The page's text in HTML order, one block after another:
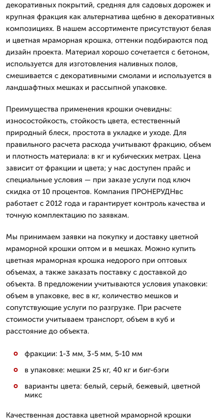
декоративных покрытий, средняя для садовых дорожек и
крупная фракция как альтернатива щебню в декоративных
композициях. В нашем ассортименте присутствуют белая
и цветная мраморная крошка, оттенки подбираются под
дизайн проекта. Материал хорошо сочетается с бетоном,
используется для изготовления наливных полов,
смешивается с декоративными смолами и используется в
ландшафтных мешках и рассыпной упаковке.
Преимущества применения крошки очевидны:
износостойкость, стойкость цвета, естественный
природный блеск, простота в укладке и уходе. Для
правильного расчета расхода учитывают фракцию, объем
и плотность материала: в кг и кубических метрах. Цена
зависит от фракции и цвета; у нас доступен прайс и
специальные условия — при заказе услуги под ключ
скидка от 10 процентов. Компания ПРОНЕРУДНвс
работает с 2012 года и гарантирует контроль качества и
точную комплектацию по заявкам.
Мы принимаем заявки на покупку и доставку цветной
мраморной крошки оптом и в мешках. Можно купить
цветная мраморная крошка недорого при оптовых
объемах, а также заказать поставку с доставкой до
объекта. В предложении учитываются условия упаковки:
объем в упаковке, вес в кг, количество мешков и
сопутствующие услуги по разгрузке. При расчете
стоимости учитываем транспорт, объем в куб и
расстояние до объекта.
фракции: 1-3 мм, 3-5 мм, 5-10 мм
в упаковке: мешки 25 кг, 40 кг и биг-бэги
варианты цвета: белый, серый, бежевый, цветной
микс
Качественная доставка цветной мраморной крошки